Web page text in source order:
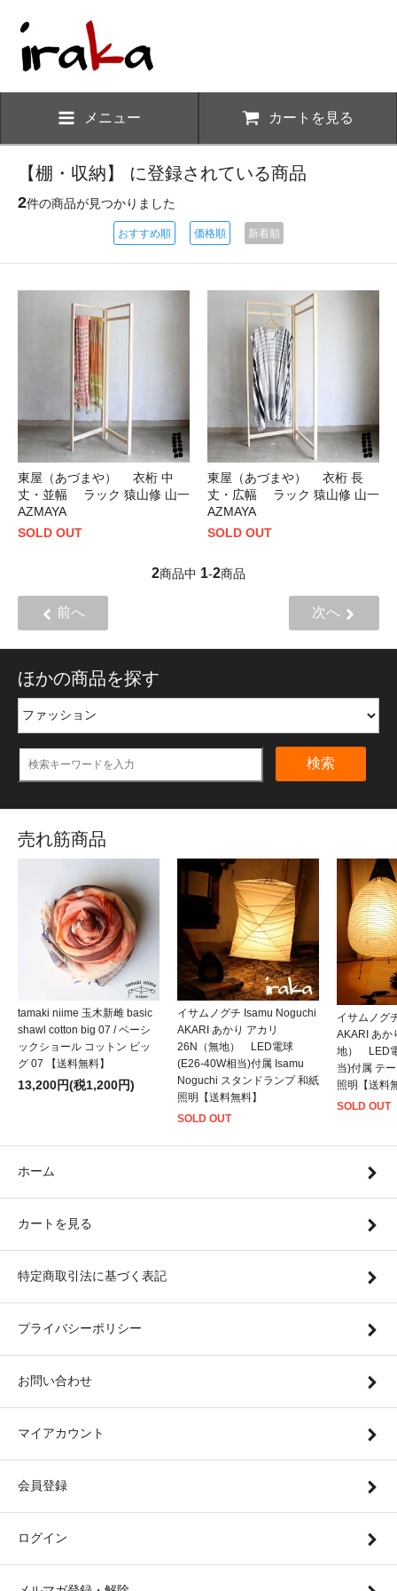
メニュー カートを見る
【棚・収納】 に登録されている商品
2件の商品が見つかりました
おすすめ順 価格順 新着順
東屋（あづまや） 衣桁 中
丈・並幅 ラック 猿山修 山一
AZMAYA
SOLD OUT
東屋（あづまや） 衣桁 長
丈・広幅 ラック 猿山修 山一
AZMAYA
SOLD OUT
2商品中 1-2商品
前へ 次へ
ほかの商品を探す
検索
売れ筋商品
tamaki niime 玉木新雌 basic
shawl cotton big 07 / ベーシ
ックショール コットン ビッ
グ 07 【送料無料】
13,200円(税1,200円)
イサムノグチ Isamu Noguchi
AKARI あかり アカリ
26N（無地） LED電球
(E26-40W相当)付属 Isamu
Noguchi スタンドランプ 和紙
照明【送料無料】
SOLD OUT
イサムノグ
AKARI あか
地） LED
当)付属 テ
照明【送料
SOLD OUT
ホーム
カートを見る
特定商取引法に基づく表記
プライバシーポリシー
お問い合わせ
マイアカウント
会員登録
ログイン